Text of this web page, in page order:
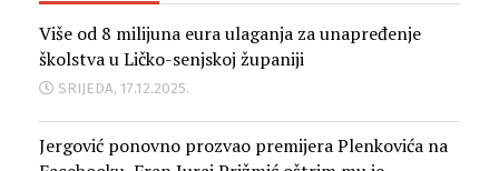
Više od 8 milijuna eura ulaganja za unapređenje
školstva u Ličko-senjskoj županiji
SRIJEDA, 17.12.2025.
Jergović ponovno prozvao premijera Plenkovića na